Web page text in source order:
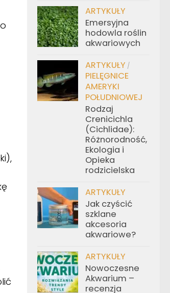
ARTYKUŁY
Emersyjna
hodowla roślin
akwariowych
ARTYKUŁY /
PIELĘGNICE
AMERYKI
POŁUDNIOWEJ
Rodzaj
Crenicichla
(Cichlidae):
Różnorodność,
Ekologia i
Opieka
rodzicielska
ARTYKUŁY
Jak czyścić
szklane
akcesoria
akwariowe?
ARTYKUŁY
Nowoczesne
Akwarium –
recenzja